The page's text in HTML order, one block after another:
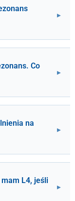
Co
na
L4, jeśli